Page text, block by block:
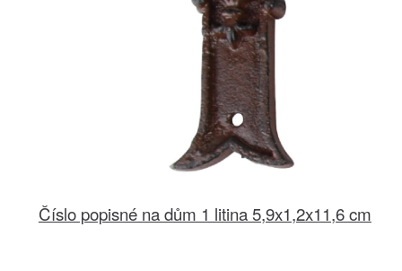
Číslo popisné na dům 1 litina 5,9x1,2x11,6 cm